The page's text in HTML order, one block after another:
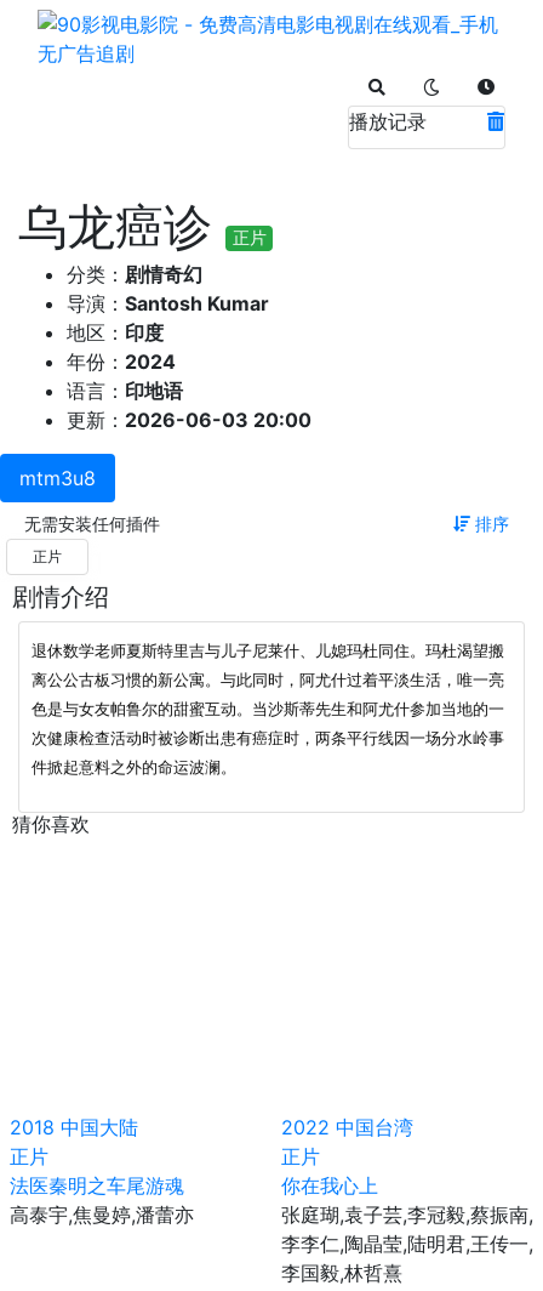
播放记录
乌龙癌诊 正片
分类： 剧情奇幻
导演： Santosh Kumar
地区： 印度
年份： 2024
语言： 印地语
更新： 2026-06-03 20:00
mtm3u8
无需安装任何插件 排序
正片
剧情介绍
退休数学老师夏斯特里吉与儿子尼莱什、儿媳玛杜同住。玛杜渴望搬
离公公古板习惯的新公寓。与此同时，阿尤什过着平淡生活，唯一亮
色是与女友帕鲁尔的甜蜜互动。当沙斯蒂先生和阿尤什参加当地的一
次健康检查活动时被诊断出患有癌症时，两条平行线因一场分水岭事
件掀起意料之外的命运波澜。
猜你喜欢
2018 中国大陆
正片
法医秦明之车尾游魂
高泰宇,焦曼婷,潘蕾亦
2022 中国台湾
正片
你在我心上
张庭瑚,袁子芸,李冠毅,蔡振南,
李李仁,陶晶莹,陆明君,王传一,
李国毅,林哲熹